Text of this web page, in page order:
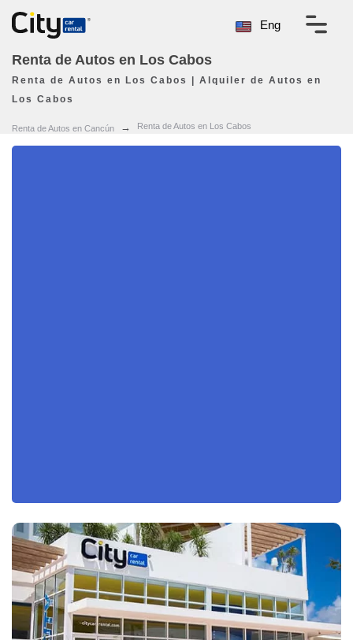
Eng
Renta de Autos en Los Cabos
Renta de Autos en Los Cabos | Alquiler de Autos en
Los Cabos
Renta de Autos en Cancún Renta de Autos en Los Cabos